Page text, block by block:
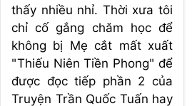
thấy nhiều nhỉ. Thời xưa tôi
chỉ cố gắng chăm học để
không bị Mẹ cắt mất xuất
"Thiếu Niên Tiền Phong" để
được đọc tiếp phần 2 của
Truyện Trần Quốc Tuấn hay